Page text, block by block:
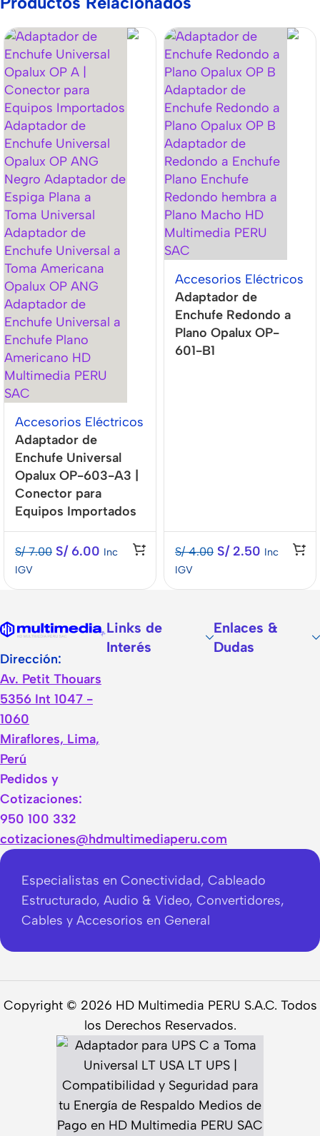
Accesorios Eléctricos
Adaptador de
Enchufe Universal
Opalux OP-603-A3 |
Conector para
Equipos Importados
S/7.00 S/6.00 Inc
IGV
Accesorios Eléctricos
Adaptador de
Enchufe Redondo a
Plano Opalux OP-
601-B1
S/4.00 S/2.50 Inc
IGV
Dirección:
Av. Petit Thouars
5356 Int 1047 -
1060
Miraflores, Lima,
Perú
Pedidos y
Cotizaciones:
950 100 332
cotizaciones@hdmultimediaperu.com
Links de
Interés
Enlaces &
Dudas
Especialistas en Conectividad, Cableado
Estructurado, Audio & Video, Convertidores,
Cables y Accesorios en General
Copyright © 2026 HD Multimedia PERU S.A.C. Todos
los Derechos Reservados.